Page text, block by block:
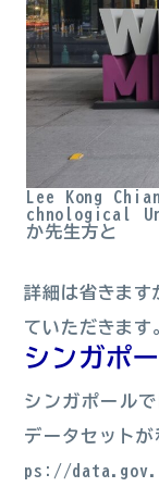
Lee Kong
chnological
か先生方と
詳細は省きます
ていただきます
シンガポ
シンガポール
データセット
ps://